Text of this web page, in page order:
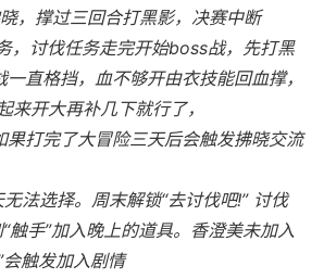
，撑过三回合打黑影，决赛中断
，讨伐任务走完开始boss战，先打黑
直格挡，血不够开由衣技能回血撑，
开大再补几下就行了，
果打完了大冒险三天后会触发拂晓交流
法选择。周末解锁“去讨伐吧!” 讨伐
触手”加入晚上的道具。香澄美未加入
会触发加入剧情